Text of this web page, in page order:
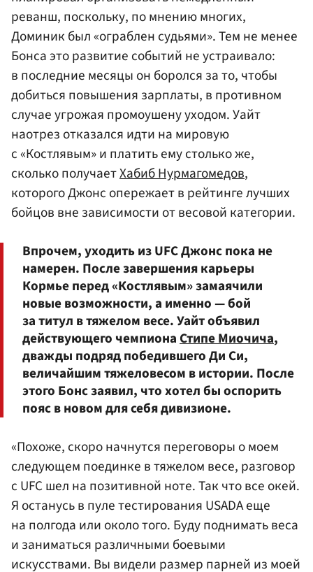
реванш, поскольку, по мнению многих,
Доминик был «ограблен судьями». Тем не менее
Бонса это развитие событий не устраивало:
в последние месяцы он боролся за то, чтобы
добиться повышения зарплаты, в противном
случае угрожая промоушену уходом. Уайт
наотрез отказался идти на мировую
с «Костлявым» и платить ему столько же,
сколько получаетХабиб Нурмагомедов,
которого Джонс опережает в рейтинге лучших
бойцов вне зависимости от весовой категории.
Впрочем, уходить из UFC Джонс пока не
намерен. После завершения карьеры
Кормье перед «Костлявым» замаячили
новые возможности, а именно — бой
за титул в тяжелом весе. Уайт объявил
действующего чемпиона Стипе Миочича,
дважды подряд победившего Ди Си,
величайшим тяжеловесом в истории. После
этого Бонс заявил, что хотел бы оспорить
пояс в новом для себя дивизионе.
«Похоже, скоро начнутся переговоры о моем
следующем поединке в тяжелом весе, разговор
с UFC шел на позитивной ноте. Так что все окей.
Я останусь в пуле тестирования USADA еще
на полгода или около того. Буду поднимать веса
и заниматься различными боевыми
искусствами. Вы видели размер парней из моей